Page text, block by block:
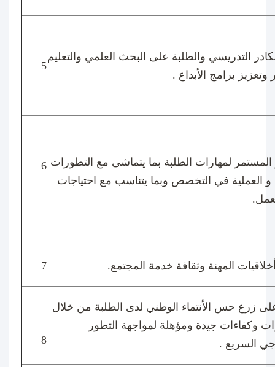
التدريسي والطلبة على البحث العلمي والتعليم
وتعزيز برامج الأبداع .
5
المستمر لمهارات الطلبة بما يتماشى مع التطورات
و العملية في التخصص وبما يتناسب مع احتياجات
6
المهنة وثقافة خدمة المجتمع. 7
على زرع حس الأنتماء الوطني لدى الطلبة من خلال
وكفاءات جيدة ومؤهلة لمواجهة التطور
السريع .
8